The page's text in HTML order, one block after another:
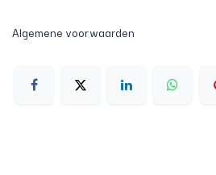
Algemene voorwaarden